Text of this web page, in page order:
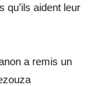
qu’ils aident leur
a remis un